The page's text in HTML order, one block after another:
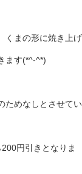
くまの形に焼き上げ
ます(*^-^*)
ためなしとさせてい
円引きとなりま